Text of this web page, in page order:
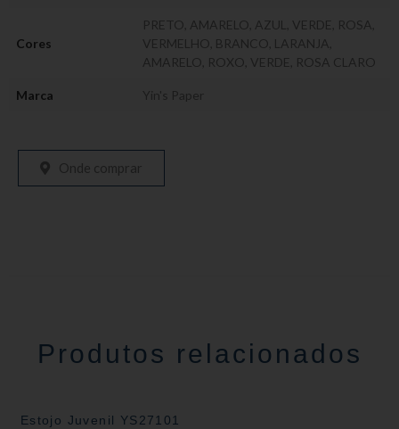
Cores
PRETO, AMARELO, AZUL, VERDE, ROSA,
VERMELHO, BRANCO, LARANJA,
AMARELO, ROXO, VERDE, ROSA CLARO
Marca Yin's Paper
Onde comprar
Produtos relacionados
Estojo Juvenil YS27101